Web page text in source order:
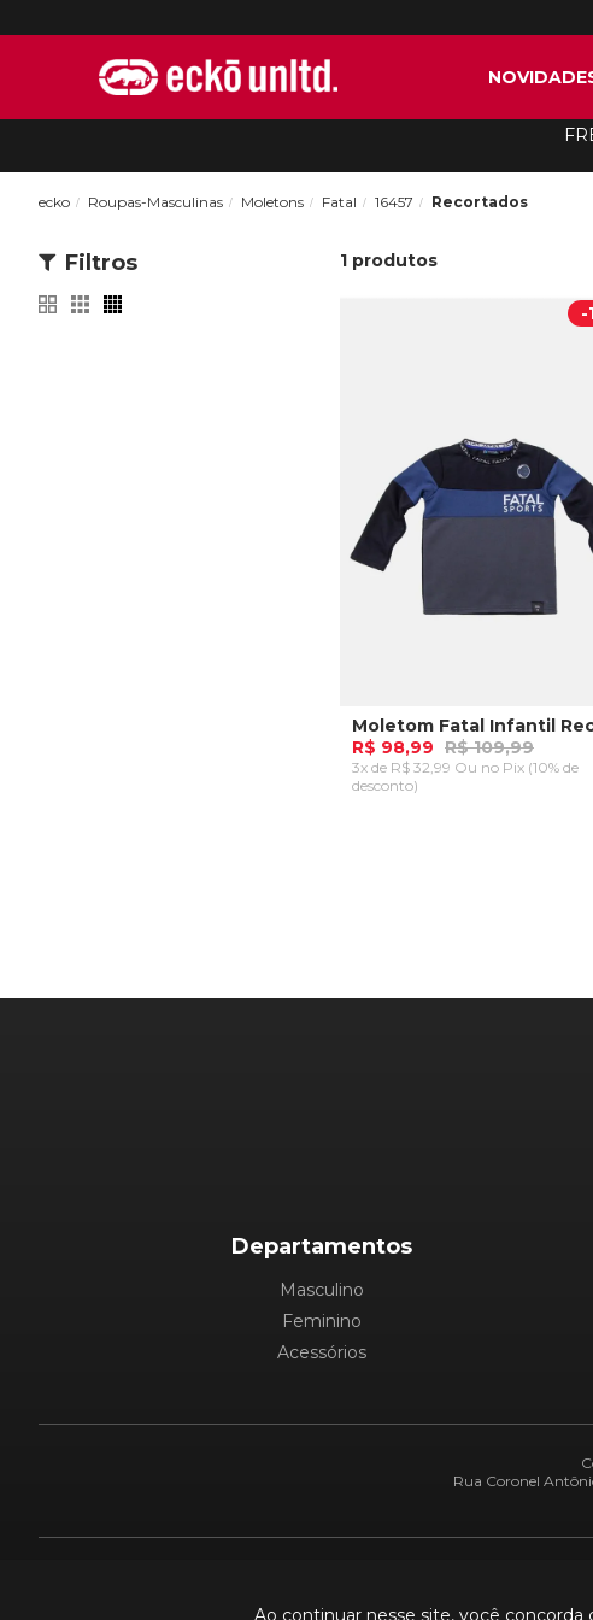
Ao continuar nesse site, você concorda
ecko Roupas-Masculinas Moletons Fatal 16457 Recortados
Filtros 1 produtos
-
R$ 98,99 R$ 109,99
3x de R$ 32,99 Ou no Pix (10% de
desconto)
Departamentos
Masculino
Feminino
Acessórios
Rua Coronel